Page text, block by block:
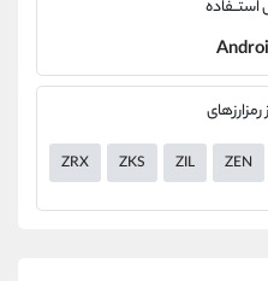
ZRX ZKS ZIL ZEN